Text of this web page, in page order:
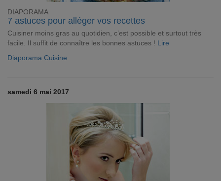
DIAPORAMA
7 astuces pour alléger vos recettes
Cuisiner moins gras au quotidien, c’est possible et surtout très
facile. Il suffit de connaître les bonnes astuces ! Lire
Diaporama Cuisine
samedi 6 mai 2017